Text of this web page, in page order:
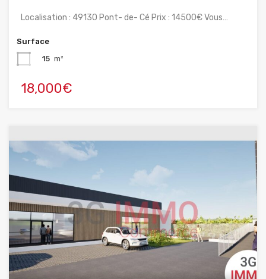
Localisation : 49130 Pont- de- Cé Prix : 14500€ Vous…
Surface
15 m²
18,000€